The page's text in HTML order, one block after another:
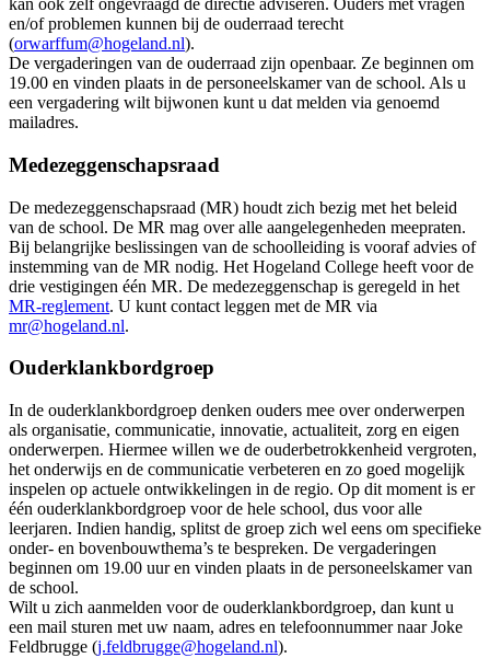
kan ook zelf ongevraagd de directie adviseren. Ouders met vragen
en/of problemen kunnen bij de ouderraad terecht
(orwarffum@hogeland.nl).
De vergaderingen van de ouderraad zijn openbaar. Ze beginnen om
19.00 en vinden plaats in de personeelskamer van de school. Als u
een vergadering wilt bijwonen kunt u dat melden via genoemd
mailadres.
Medezeggenschapsraad
De medezeggenschapsraad (MR) houdt zich bezig met het beleid
van de school. De MR mag over alle aangelegenheden meepraten.
Bij belangrijke beslissingen van de schoolleiding is vooraf advies of
instemming van de MR nodig. Het Hogeland College heeft voor de
drie vestigingen één MR. De medezeggenschap is geregeld in het
MR-reglement. U kunt contact leggen met de MR via
mr@hogeland.nl.
Ouderklankbordgroep
In de ouderklankbordgroep denken ouders mee over onderwerpen
als organisatie, communicatie, innovatie, actualiteit, zorg en eigen
onderwerpen. Hiermee willen we de ouderbetrokkenheid vergroten,
het onderwijs en de communicatie verbeteren en zo goed mogelijk
inspelen op actuele ontwikkelingen in de regio. Op dit moment is er
één ouderklankbordgroep voor de hele school, dus voor alle
leerjaren. Indien handig, splitst de groep zich wel eens om specifieke
onder- en bovenbouwthema’s te bespreken. De vergaderingen
beginnen om 19.00 uur en vinden plaats in de personeelskamer van
de school.
Wilt u zich aanmelden voor de ouderklankbordgroep, dan kunt u
een mail sturen met uw naam, adres en telefoonnummer naar Joke
Feldbrugge (j.feldbrugge@hogeland.nl).